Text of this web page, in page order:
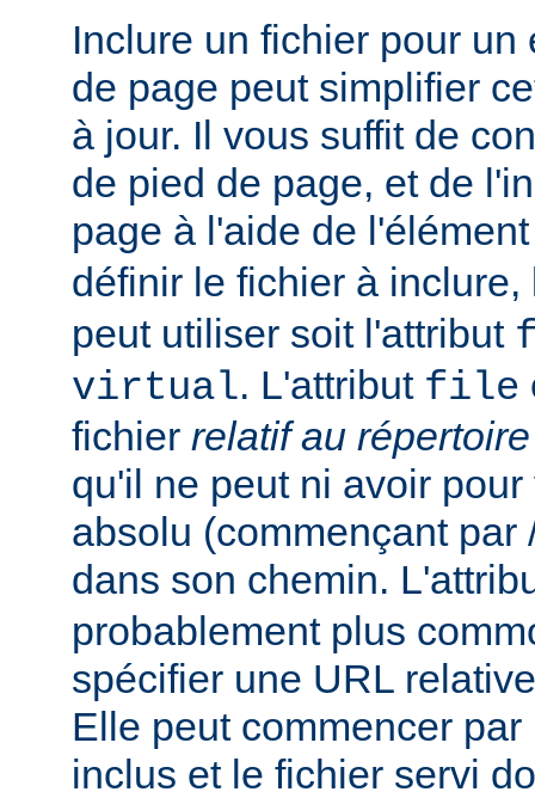
Inclure un fichier pour
de page peut simplifier
à jour. Il vous suffit de
de pied de page, et de
page à l'aide de
définir le fichier à
peut utiliser soit l'attribut
virtual. L'attribut file
fichier relatif au
qu'il ne peut ni avoir
absolu (commençant par
dans son chemin.
probablement plus
spécifier une URL
Elle peut commencer
inclus et le fichier servi